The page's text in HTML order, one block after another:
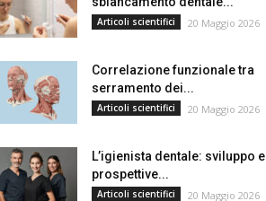
Articoli scientifici 20 Maggio 2026
Correlazione funzionale tra
serramento dei...
Articoli scientifici 20 Maggio 2026
L’igienista dentale: sviluppo e
prospettive...
Articoli scientifici 20 Maggio 2026